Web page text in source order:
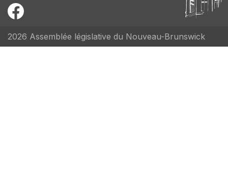
2026 Assemblée législative du Nouveau-Brunswick